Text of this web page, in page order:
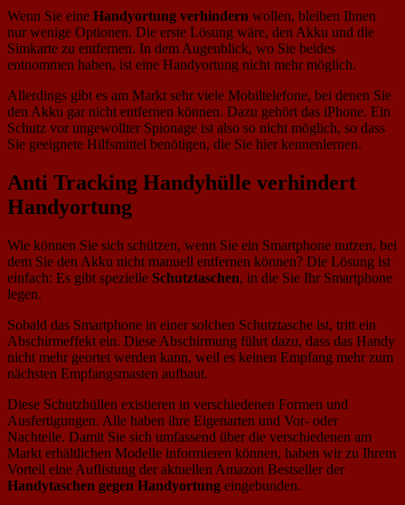
Wenn Sie eine Handyortung verhindern wollen, bleiben Ihnen
nur wenige Optionen. Die erste Lösung wäre, den Akku und die
Simkarte zu entfernen. In dem Augenblick, wo Sie beides
entnommen haben, ist eine Handyortung nicht mehr möglich.
Allerdings gibt es am Markt sehr viele Mobiltelefone, bei denen Sie
den Akku gar nicht entfernen können. Dazu gehört das iPhone. Ein
Schutz vor ungewollter Spionage ist also so nicht möglich, so dass
Sie geeignete Hilfsmittel benötigen, die Sie hier kennenlernen.
Anti Tracking Handyhülle verhindert
Handyortung
Wie können Sie sich schützen, wenn Sie ein Smartphone nutzen, bei
dem Sie den Akku nicht manuell entfernen können? Die Lösung ist
einfach: Es gibt spezielle Schutztaschen, in die Sie Ihr Smartphone
legen.
Sobald das Smartphone in einer solchen Schutztasche ist, tritt ein
Abschirmeffekt ein. Diese Abschirmung führt dazu, dass das Handy
nicht mehr geortet werden kann, weil es keinen Empfang mehr zum
nächsten Empfangsmasten aufbaut.
Diese Schutzhüllen existieren in verschiedenen Formen und
Ausfertigungen. Alle haben ihre Eigenarten und Vor- oder
Nachteile. Damit Sie sich umfassend über die verschiedenen am
Markt erhältlichen Modelle informieren können, haben wir zu Ihrem
Vorteil eine Auflistung der aktuellen Amazon Bestseller der
Handytaschen gegen Handyortung eingebunden.